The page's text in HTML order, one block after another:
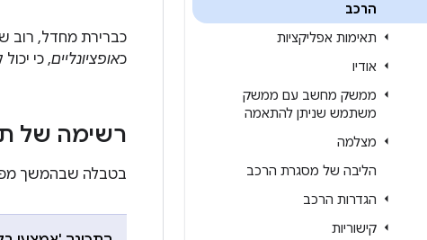
הרכב
תאימות אפליקציות
אודיו
ממשק מחשב עם ממשק
משתמש שניתן להתאמה
מצלמה
הליבה של מסגרת הרכב
הגדרות הרכב
קישוריות
כברירת מחדל, רוב
כאופציונליים, כי
רשימה של
בטבלה שבהמשך